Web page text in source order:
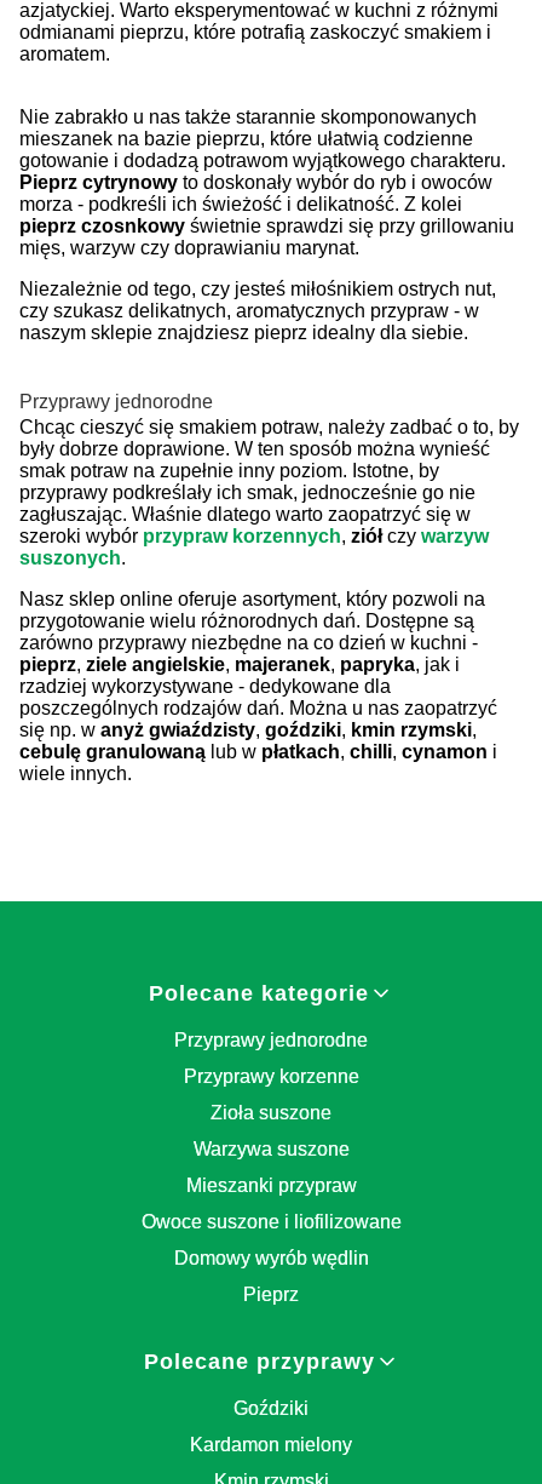
azjatyckiej. Warto eksperymentować w kuchni z różnymi
odmianami pieprzu, które potrafią zaskoczyć smakiem i
aromatem.
Nie zabrakło u nas także starannie skomponowanych
mieszanek na bazie pieprzu, które ułatwią codzienne
gotowanie i dodadzą potrawom wyjątkowego charakteru.
Pieprz cytrynowy to doskonały wybór do ryb i owoców
morza - podkreśli ich świeżość i delikatność. Z kolei
pieprz czosnkowy świetnie sprawdzi się przy grillowaniu
mięs, warzyw czy doprawianiu marynat.
Niezależnie od tego, czy jesteś miłośnikiem ostrych nut,
czy szukasz delikatnych, aromatycznych przypraw - w
naszym sklepie znajdziesz pieprz idealny dla siebie.
Przyprawy jednorodne
Chcąc cieszyć się smakiem potraw, należy zadbać o to, by
były dobrze doprawione. W ten sposób można wynieść
smak potraw na zupełnie inny poziom. Istotne, by
przyprawy podkreślały ich smak, jednocześnie go nie
zagłuszając. Właśnie dlatego warto zaopatrzyć się w
szeroki wybór przypraw korzennych, ziółczy warzyw
suszonych.
Nasz sklep online oferuje asortyment, który pozwoli na
przygotowanie wielu różnorodnych dań. Dostępne są
zarówno przyprawy niezbędne na co dzień w kuchni -
pieprz, ziele angielskie, majeranek, papryka, jak i
rzadziej wykorzystywane - dedykowane dla
poszczególnych rodzajów dań. Można u nas zaopatrzyć
się np. w anyż gwiaździsty, goździki, kmin rzymski,
cebulę granulowaną lub w płatkach, chilli, cynamon i
wiele innych.
Polecane kategorie
Przyprawy jednorodne
Przyprawy korzenne
Zioła suszone
Warzywa suszone
Mieszanki przypraw
Owoce suszone i liofilizowane
Domowy wyrób wędlin
Pieprz
Polecane przyprawy
Goździki
Kardamon mielony